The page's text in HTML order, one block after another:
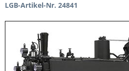
LGB-Artikel-Nr. 24841